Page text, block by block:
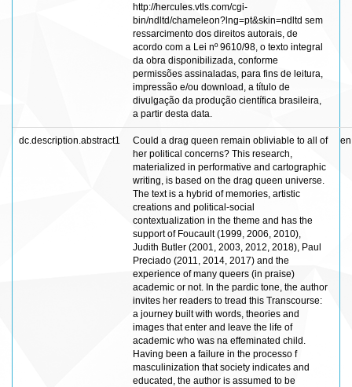
http://hercules.vtls.com/cgi-
bin/ndltd/chameleon?lng=pt&skin=ndltd sem
ressarcimento dos direitos autorais, de
acordo com a Lei nº 9610/98, o texto integral
da obra disponibilizada, conforme
permissões assinaladas, para fins de leitura,
impressão e/ou download, a título de
divulgação da produção científica brasileira,
a partir desta data.
dc.description.abstract1
Could a drag queen remain obliviable to all of
her political concerns? This research,
materialized in performative and cartographic
writing, is based on the drag queen universe.
The text is a hybrid of memories, artistic
creations and political-social
contextualization in the theme and has the
support of Foucault (1999, 2006, 2010),
Judith Butler (2001, 2003, 2012, 2018), Paul
Preciado (2011, 2014, 2017) and the
experience of many queers (in praise)
academic or not. In the pardic tone, the author
invites her readers to tread this Transcourse:
a journey built with words, theories and
images that enter and leave the life of
academic who was na effeminated child.
Having been a failure in the processo f
masculinization that society indicates and
educated, the author is assumed to be
en